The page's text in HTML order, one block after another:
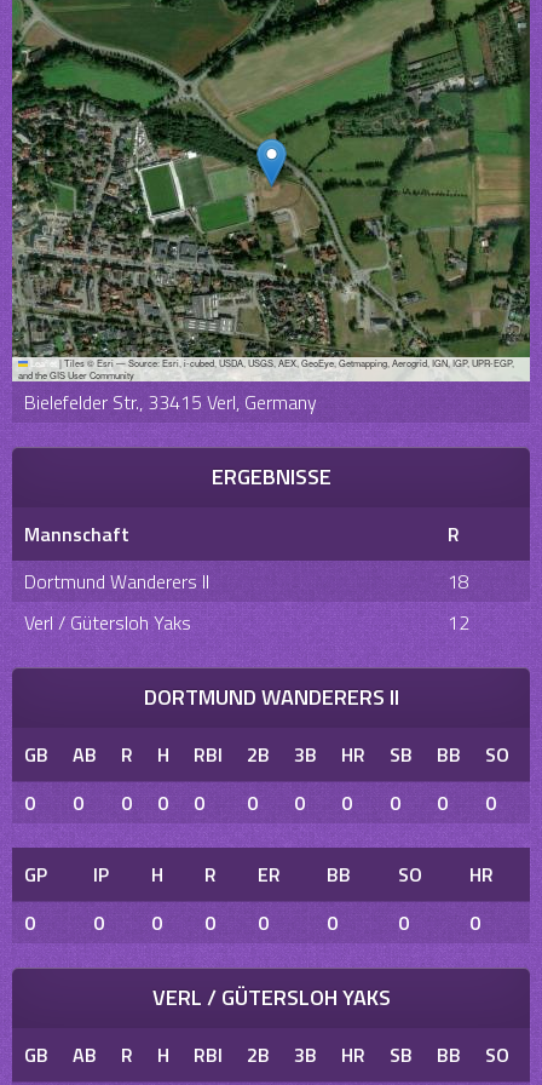
Leaflet |Tiles © Esri — Source: Esri, i-cubed, USDA, USGS, AEX, GeoEye, Getmapping, Aerogrid, IGN, IGP, UPR-EGP,
and the GIS User Community
Bielefelder Str., 33415 Verl, Germany
ERGEBNISSE
Mannschaft
R
Dortmund Wanderers II
18
Verl / Gütersloh Yaks
12
DORTMUND WANDERERS II
GB AB R H RBI 2B 3B HR SB BB SO
0
0 0 0 0 0 0 0 0 0 0
GP IP H R ER BB SO
HR
0
0 0 0 0 0 0 0
VERL / GÜTERSLOH YAKS
GB AB R H RBI 2B 3B HR SB BB SO